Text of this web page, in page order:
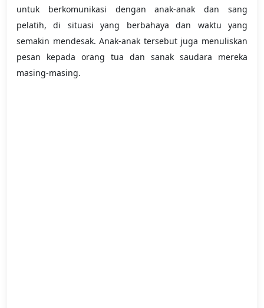
untuk berkomunikasi dengan anak-anak dan sang
pelatih, di situasi yang berbahaya dan waktu yang
semakin mendesak. Anak-anak tersebut juga menuliskan
pesan kepada orang tua dan sanak saudara mereka
masing-masing.